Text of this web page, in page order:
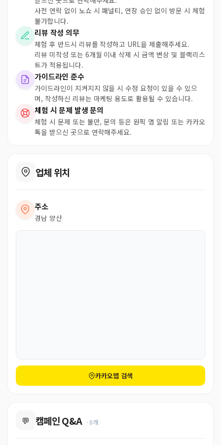
사전 연락 없이 노쇼 시 패널티, 연장 승인 없이 방문 시 체험
불가합니다.
리뷰 작성 의무
체험 후 반드시 리뷰를 작성하고 URL을 제출해주세요.
리뷰 미작성 또는 6개월 이내 삭제 시 금액 변상 및 블랙리스
트가 적용됩니다.
가이드라인 준수
가이드라인이 지켜지지 않을 시 수정 요청이 있을 수 있으
며, 작성하신 리뷰는 마케팅 용도로 활용될 수 있습니다.
체험 시 문제 발생 문의
체험 시 문제 또는 불만, 문의 등은 원픽 앱 알림 또는 카카오
톡을 받으신 곳으로 연락해주세요.
업체 위치
주소
경남 양산
카카오맵 검색
💬 캠페인 Q&A · 0개